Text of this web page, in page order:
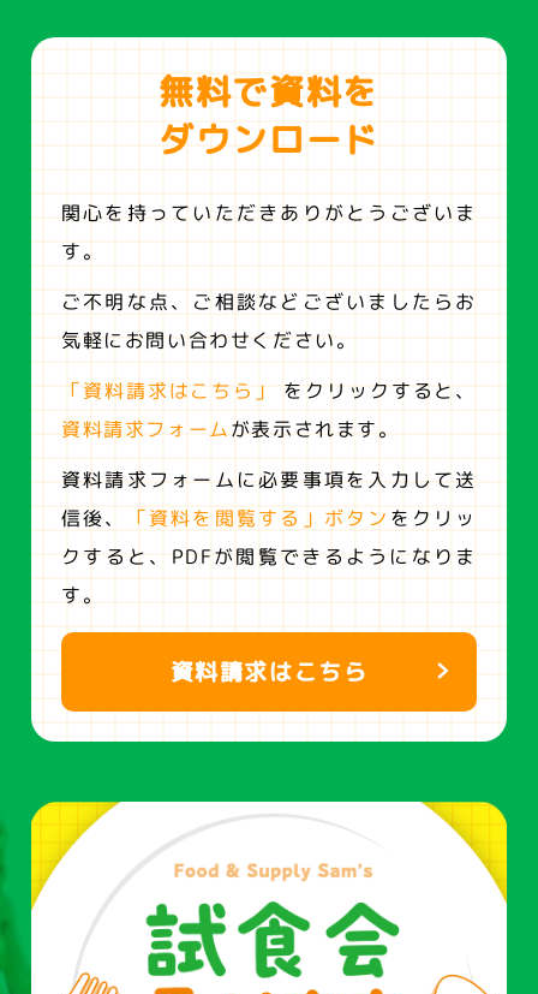
無料で資料を
ダウンロード
関心を持っていただきありがとうございま
す。
ご不明な点、ご相談などございましたらお
気軽にお問い合わせください。
「資料請求はこちら」
をクリックすると、
資料請求フォームが表示されます。
資料請求フォームに必要事項を入力して送
信後、
「資料を閲覧する」ボタン をクリッ
クすると、 PDFが閲覧できるようになりま
す。
資料請求はこちら